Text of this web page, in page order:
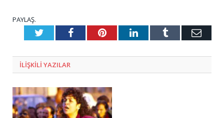
PAYLAŞ.
TwitterFacebookPinterestLinkedInTumblr E-
ILIŞKILI YAZILAR